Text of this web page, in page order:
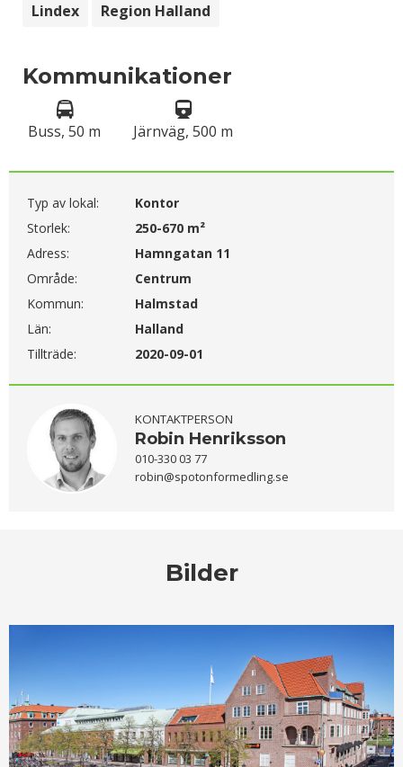
Lindex
Region Halland
Kommunikationer
Buss, 50 m Järnväg, 500 m
Typ av lokal:
Kontor
Storlek:
250-670 m²
Adress:
Hamngatan 11
Område:
Centrum
Kommun:
Halmstad
Län:
Halland
Tillträde:
2020-09-01
KONTAKTPERSON
Robin Henriksson
010-330 03 77
robin@spotonformedling.se
Bilder